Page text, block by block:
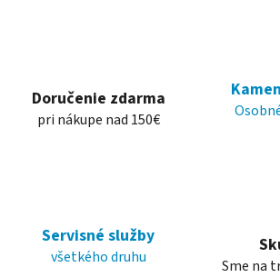
Doručenie zdarma
pri nákupe nad 150€
Servisné služby
všetkého druhu Sme na